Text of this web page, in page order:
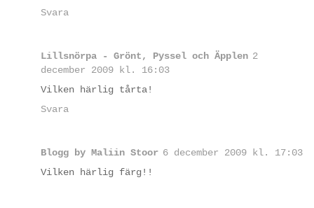
Svara
Lillsnörpa - Grönt, Pyssel och Äpplen 2
december 2009 kl. 16:03
Vilken härlig tårta!
Svara
Blogg by Maliin Stoor 6 december 2009 kl. 17:03
Vilken härlig färg!!